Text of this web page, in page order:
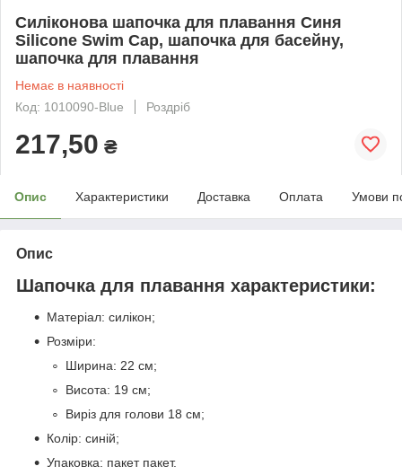
Силіконова шапочка для плавання Синя
Silicone Swim Cap, шапочка для басейну,
шапочка для плавання
Немає в наявності
Код: 1010090-Blue
Роздріб
217,50 ₴
Опис Характеристики Доставка Оплата Умови
Опис
Шапочка для плавання характеристики:
Матеріал: силікон;
Розміри:
Ширина: 22 см;
Висота: 19 см;
Виріз для голови 18 см;
Колір: синій;
Упаковка: пакет пакет.